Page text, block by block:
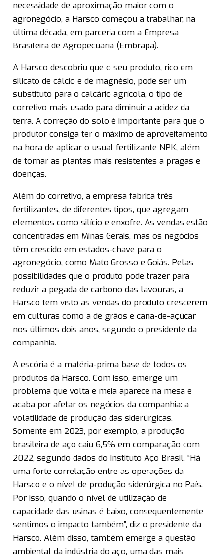
necessidade de aproximação maior com o
agronegócio, a Harsco começou a trabalhar, na
última década, em parceria com a Empresa
Brasileira de Agropecuária (Embrapa).
A Harsco descobriu que o seu produto, rico em
silicato de cálcio e de magnésio, pode ser um
substituto para o calcário agrícola, o tipo de
corretivo mais usado para diminuir a acidez da
terra. A correção do solo é importante para que o
produtor consiga ter o máximo de aproveitamento
na hora de aplicar o usual fertilizante NPK, além
de tornar as plantas mais resistentes a pragas e
doenças.
Além do corretivo, a empresa fabrica três
fertilizantes, de diferentes tipos, que agregam
elementos como silício e enxofre. As vendas estão
concentradas em Minas Gerais, mas os negócios
têm crescido em estados-chave para o
agronegócio, como Mato Grosso e Goiás. Pelas
possibilidades que o produto pode trazer para
reduzir a pegada de carbono das lavouras, a
Harsco tem visto as vendas do produto crescerem
em culturas como a de grãos e cana-de-açúcar
nos últimos dois anos, segundo o presidente da
companhia.
A escória é a matéria-prima base de todos os
produtos da Harsco. Com isso, emerge um
problema que volta e meia aparece na mesa e
acaba por afetar os negócios da companhia: a
volatilidade de produção das siderúrgicas.
Somente em 2023, por exemplo, a produção
brasileira de aço caiu 6,5% em comparação com
2022, segundo dados do Instituto Aço Brasil. “Há
uma forte correlação entre as operações da
Harsco e o nível de produção siderúrgica no País.
Por isso, quando o nível de utilização de
capacidade das usinas é baixo, consequentemente
sentimos o impacto também”, diz o presidente da
Harsco. Além disso, também emerge a questão
ambiental da indústria do aço, uma das mais